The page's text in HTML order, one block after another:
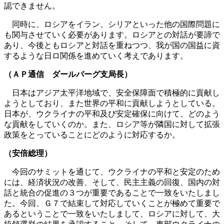
認できません。
同時に、ロシアをイラン、シリアといった他の国際問題に
も関与させていく必要があります。ロシアとの対話が要諦で
あり、今後ともロシアと対話を重ねつつ、我が国の国益に資
するような日ロ関係を進めていく考えであります。
（ＡＰ通信 ダールバーグ支局長）
日本はアジア太平洋地域で、安全保障面で積極的に貢献し
ようとしており、また世界の平和に貢献しようとしている。
日本が、ウクライナの平和及び安定確保に向けて、どのよう
な貢献をしていくのか。また、ロシア等が隣国に対して拡張
政策をとっていることにどのように対応するか。
（安倍総理）
今回のサミットを通じて、ウクライナの平和と安定のため
には、経済状況の改善、そして、民主主義の回復、国内の対
話と統合の促進の３つが重要であることで一致をいたしまし
た。今回、Ｇ７で結束して対応していくことが極めて重要で
あるということで一致をいたしまして、ロシアに対して、大